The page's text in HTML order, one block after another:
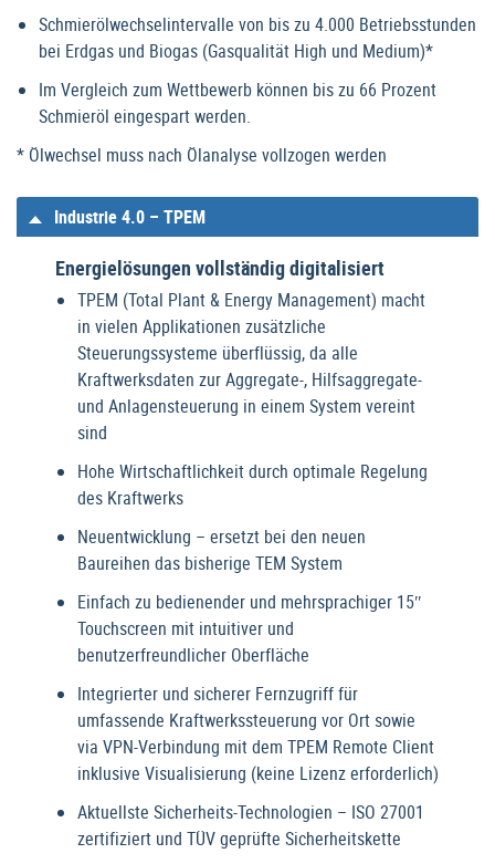
Schmierölwechselintervalle von bis zu 4.000 Betriebsstunden
bei Erdgas und Biogas (Gasqualität High und Medium)*
Im Vergleich zum Wettbewerb können bis zu 66 Prozent
Schmieröl eingespart werden.
* Ölwechsel muss nach Ölanalyse vollzogen werden
Industrie 4.0 – TPEM
Energielösungen vollständig digitalisiert
TPEM (Total Plant & Energy Management) macht
in vielen Applikationen zusätzliche
Steuerungssysteme überflüssig, da alle
Kraftwerksdaten zur Aggregate-, Hilfsaggregate-
und Anlagensteuerung in einem System vereint
sind
Hohe Wirtschaftlichkeit durch optimale Regelung
des Kraftwerks
Neuentwicklung – ersetzt bei den neuen
Baureihen das bisherige TEM System
Einfach zu bedienender und mehrsprachiger 15″
Touchscreen mit intuitiver und
benutzerfreundlicher Oberfläche
Integrierter und sicherer Fernzugriff für
umfassende Kraftwerkssteuerung vor Ort sowie
via VPN-Verbindung mit dem TPEM Remote Client
inklusive Visualisierung (keine Lizenz erforderlich)
Aktuellste Sicherheits-Technologien – ISO 27001
zertifiziert und TÜV geprüfte Sicherheitskette